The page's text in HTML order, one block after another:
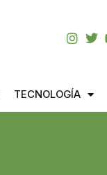
TECNOLOGÍA